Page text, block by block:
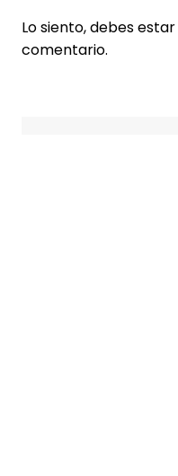
Lo siento, debes estar
comentario.